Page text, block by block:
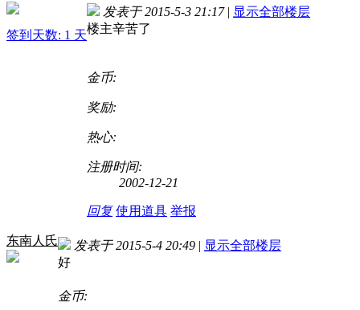
签到天数: 1 天
发表于 2015-5-3 21:17 | 显示全部楼层
楼主辛苦了
金币:
奖励:
热心:
注册时间:
2002-12-21
回复 使用道具 举报
东南人氏 发表于 2015-5-4 20:49 | 显示全部楼层
好
金币: